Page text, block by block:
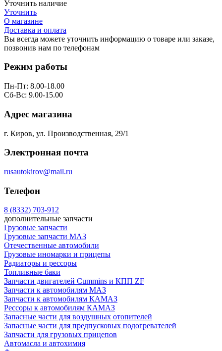
Уточнить наличие
Уточнить
О магазине
Доставка и оплата
Вы всегда можете уточнить информацию о товаре или заказе,
позвонив нам по телефонам
Режим работы
Пн-Пт: 8.00-18.00
Сб-Вс: 9.00-15.00
Адрес магазина
г. Киров, ул. Производственная, 29/1
Электронная почта
rusautokirov@mail.ru
Телефон
8 (8332) 703-912
дополнительные запчасти
Грузовые запчасти
Грузовые запчасти МАЗ
Отечественные автомобили
Грузовые иномарки и прицепы
Радиаторы и рессоры
Топливные баки
Запчасти двигателей Cummins и КПП ZF
Запчасти к автомобилям МАЗ
Запчасти к автомобилям КАМАЗ
Рессоры к автомобилям КАМАЗ
Запасные части для воздушных отопителей
Запасные части для предпусковых подогревателей
Запчасти для грузовых прицепов
Автомасла и автохимия